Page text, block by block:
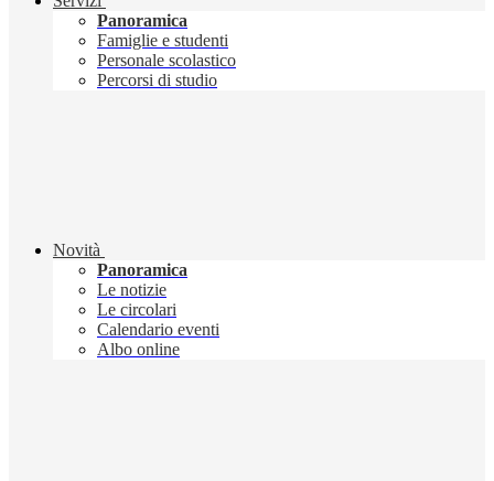
Panoramica
Famiglie e studenti
Personale scolastico
Percorsi di studio
Novità
Panoramica
Le notizie
Le circolari
Calendario eventi
Albo online